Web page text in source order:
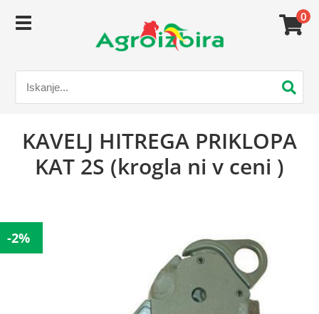
0
KAVELJ HITREGA PRIKLOPA
KAT 2S (krogla ni v ceni )
-2%